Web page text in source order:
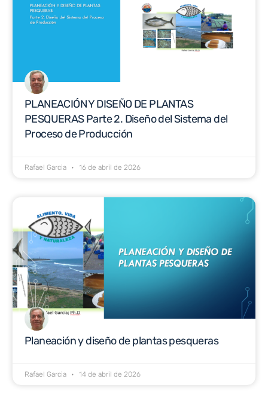
PLANEACIÓN Y DISEÑO DE PLANTAS
PESQUERAS Parte 2. Diseño del Sistema del
Proceso de Producción
Rafael Garcia 16 de abril de 2026
Planeación y diseño de plantas pesqueras
Rafael Garcia 14 de abril de 2026